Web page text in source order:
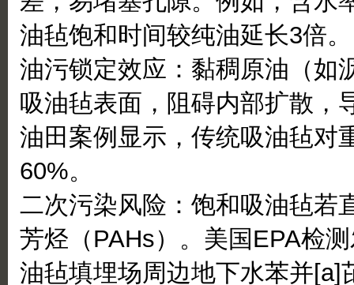
油毡饱和时间较纯油延长3倍。
油污锁定效应：黏稠原油（如
吸油毡表面，阻碍内部扩散，
油田案例显示，传统吸油毡对
60%。
二次污染风险：饱和吸油毡若
芳烃（PAHs）。美国EPA检
油毡填埋场周边地下水苯并[a]